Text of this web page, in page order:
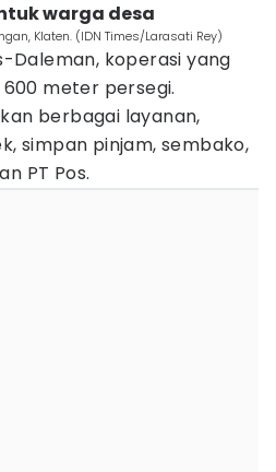
warga desa
Klaten. (IDN Times/Larasati Rey)
Daleman, koperasi yang
meter persegi.
berbagai layanan,
simpan pinjam, sembako,
PT Pos.